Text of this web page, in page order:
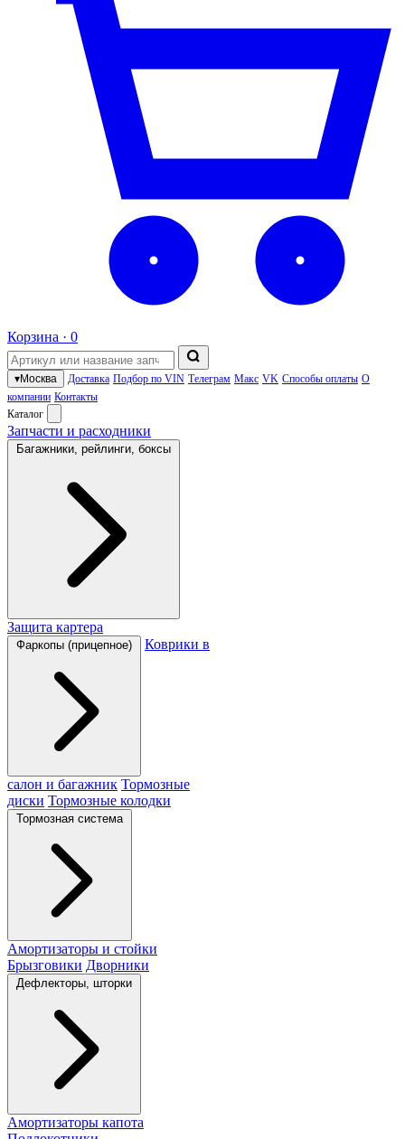
Корзина · 0
▾Москва Доставка Подбор по VIN Телеграм Макс VK Способы оплаты О
компании Контакты
Каталог
Запчасти и расходники
Багажники, рейлинги, боксы
Защита картера
Фаркопы (прицепное) Коврики в
салон и багажник Тормозные
диски Тормозные колодки
Тормозная система
Амортизаторы и стойки
Брызговики Дворники
Дефлекторы, шторки
Амортизаторы капота